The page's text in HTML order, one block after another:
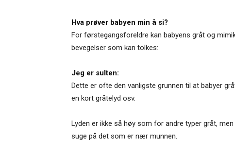
Hva prøver babyen min å si?
For førstegangsforeldre kan babyens gråt og
bevegelser som kan tolkes:
Jeg er sulten:
Dette er ofte den vanligste grunnen til at babyer
en kort gråtelyd osv.
Lyden er ikke så høy som for andre typer gråt,
suge på det som er nær munnen.